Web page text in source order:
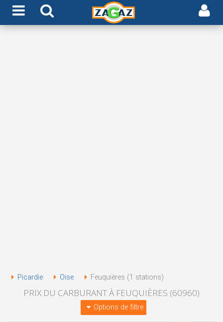
Picardie Oise Feuquières (1 stations)
PRIX DU CARBURANT À FEUQUIÈRES (60960)
Options de filtre